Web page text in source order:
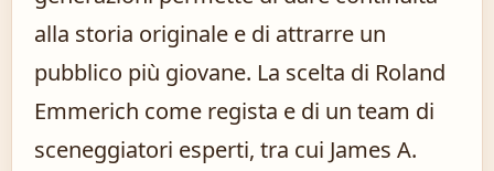
alla storia originale e di attrarre un
pubblico più giovane. La scelta di Roland
Emmerich come regista e di un team di
sceneggiatori esperti, tra cui James A.